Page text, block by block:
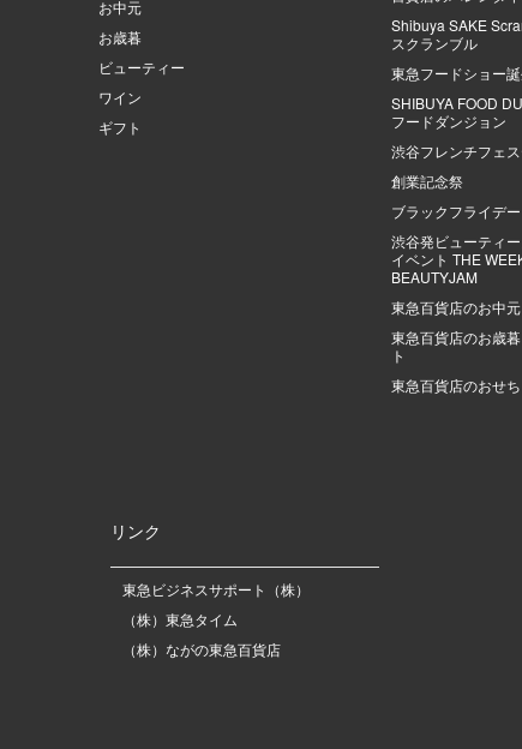
お中元
お歳暮
ビューティー
ワイン
ギフト
Shibuya SAKE
スクランブル
東急フードショー
SHIBUYA FOOD
フードダンジョン
渋谷フレンチフェ
創業記念祭
ブラックフライデー
渋谷発ビューティ
イベント THE
BEAUTYJAM
東急百貨店のお中
東急百貨店のお歳
ト
東急百貨店のおせち
リンク
東急ビジネスサポート（株）
（株）東急タイム
（株）ながの東急百貨店